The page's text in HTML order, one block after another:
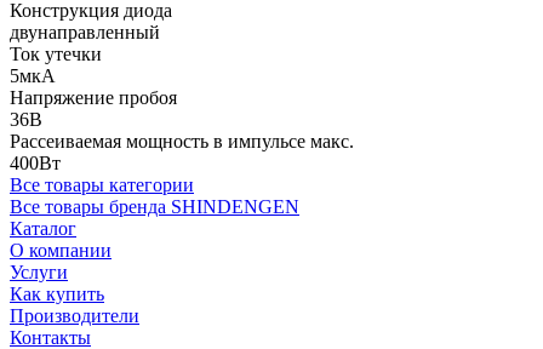
Конструкция диода
двунаправленный
Ток утечки
5мкА
Напряжение пробоя
36В
Рассеиваемая мощность в импульсе макс.
400Вт
Все товары категории
Все товары бренда SHINDENGEN
Каталог
О компании
Услуги
Как купить
Производители
Контакты